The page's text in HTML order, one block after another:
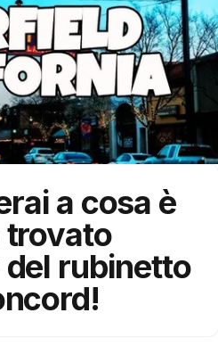
a cosa è
rubinetto